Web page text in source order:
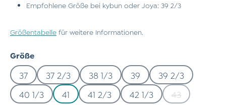
Empfohlene Größe bei kybun oder Joya: 39 2/3
Größentabelle für weitere Informationen.
Größeauswählen
37 37 2/3 38 1/3 39
39 2/3
40 1/3
41 41 2/3 42 1/3 43(Diese